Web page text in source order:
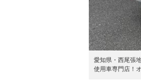
愛知県・西尾張
使用車専門店！